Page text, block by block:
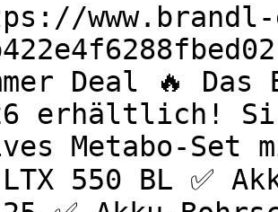
Deal 🔥 Das
erhältlich!
Metabo-Set
LTX 550 BL ✅